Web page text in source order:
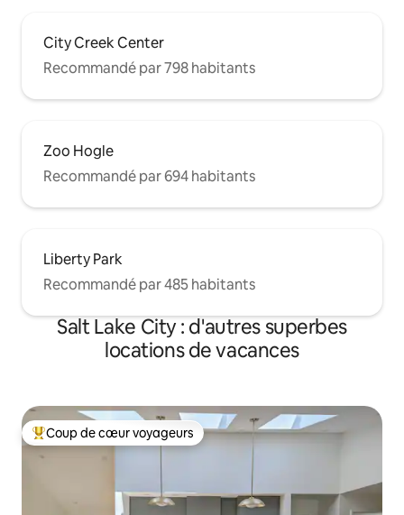
City Creek Center
Recommandé par 798 habitants
Zoo Hogle
Recommandé par 694 habitants
Liberty Park
Recommandé par 485 habitants
Salt Lake City : d'autres superbes
locations de vacances
Coups de cœur voyageurs les plus appréciés
Coup de cœur voyageurs